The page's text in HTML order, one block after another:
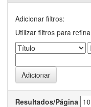
Adicionar filtros:
Utilizar filtros para
Resultados/Página